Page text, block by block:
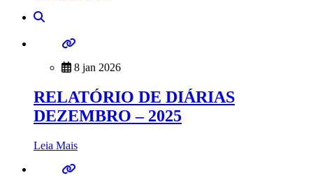
8 jan 2026
RELATÓRIO DE DIÁRIAS
DEZEMBRO – 2025
Leia Mais